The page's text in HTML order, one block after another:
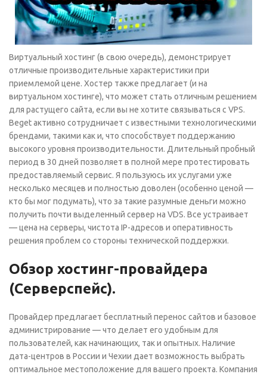
Виртуальный хостинг (в свою очередь), демонстрирует
отличные производительные характеристики при
приемлемой цене. Хостер также предлагает (и на
виртуальном хостинге), что может стать отличным решением
для растущего сайта, если вы не хотите связываться с VPS.
Beget активно сотрудничает с известными технологическими
брендами, такими как и, что способствует поддержанию
высокого уровня производительности. Длительный пробный
период в 30 дней позволяет в полной мере протестировать
предоставляемый сервис. Я пользуюсь их услугами уже
несколько месяцев и полностью доволен (особенно ценой —
кто бы мог подумать), что за такие разумные деньги можно
получить почти выделенный сервер на VDS. Все устраивает
— цена на серверы, чистота IP-адресов и оперативность
решения проблем со стороны технической поддержки.
Обзор хостинг-провайдера
(Серверспейс).
Провайдер предлагает бесплатный перенос сайтов и базовое
администрирование — что делает его удобным для
пользователей, как начинающих, так и опытных. Наличие
дата-центров в России и Чехии дает возможность выбрать
оптимальное местоположение для вашего проекта. Компания